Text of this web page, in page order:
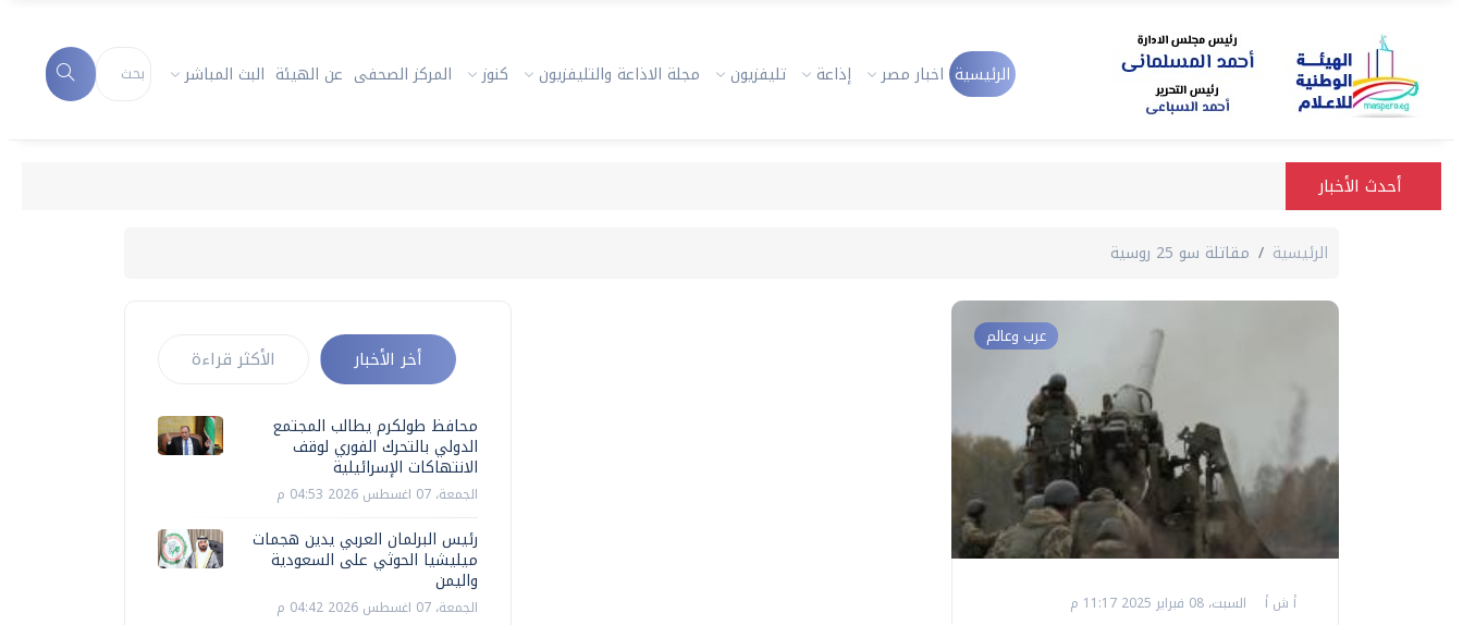
الرئيسية اخبار مصر إذاعة تليفزيون مجلة الاذاعة والتليفزيون كنوز المركز الصحفى عن الهيئة البث المباشر
أحدث الأخبار
الرئيسية مقاتلة سو 25 روسية
عرب وعالم
أ ش أ السبت، 08 فبراير 2025 11:17 م
أخر الأخبار الأكثر قراءة
محافظ طولكرم يطالب المجتمع
الدولي بالتحرك الفوري لوقف
الانتهاكات الإسرائيلية
الجمعة، 07 اغسطس 2026 04:53 م
رئيس البرلمان العربي يدين هجمات
ميليشيا الحوثي على السعودية
واليمن
الجمعة، 07 اغسطس 2026 04:42 م